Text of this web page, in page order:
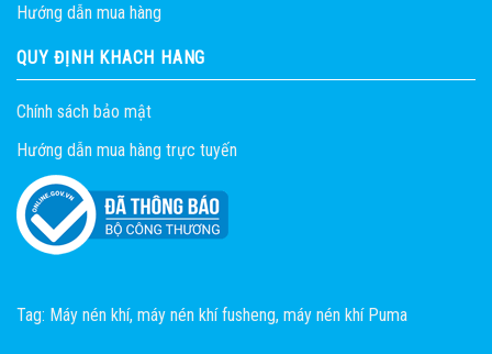
Hướng dẫn mua hàng
QUY ĐỊNH KHÁCH HÀNG
Chính sách bảo mật
Hướng dẫn mua hàng trực tuyến
Tag: Máy nén khí, máy nén khí fusheng, máy nén khí Puma